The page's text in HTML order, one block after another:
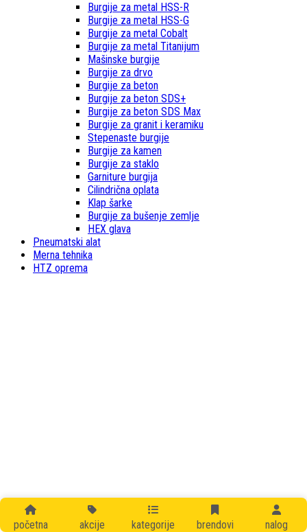
početna akcije kategorije brendovi nalog
Burgije za metal HSS-R
Burgije za metal HSS-G
Burgije za metal Cobalt
Burgije za metal Titanijum
Mašinske burgije
Burgije za drvo
Burgije za beton
Burgije za beton SDS+
Burgije za beton SDS Max
Burgije za granit i keramiku
Stepenaste burgije
Burgije za kamen
Burgije za staklo
Garniture burgija
Cilindrična oplata
Klap šarke
Burgije za bušenje zemlje
HEX glava
Pneumatski alat
Merna tehnika
HTZ oprema